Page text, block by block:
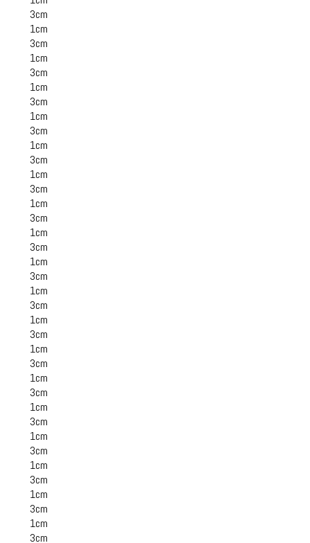
3cm
1cm
3cm
1cm
3cm
1cm
3cm
1cm
3cm
1cm
3cm
1cm
3cm
1cm
3cm
1cm
3cm
1cm
3cm
1cm
3cm
1cm
3cm
1cm
3cm
1cm
3cm
1cm
3cm
1cm
3cm
1cm
3cm
1cm
3cm
1cm
3cm